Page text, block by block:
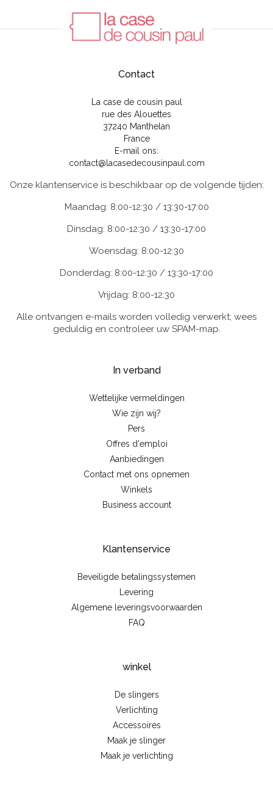
Contact
La case de cousin paul
rue des Alouettes
37240 Manthelan
France
E-mail ons:
contact@lacasedecousinpaul.com
Onze klantenservice is beschikbaar op de volgende tijden:
Maandag: 8:00-12:30 / 13:30-17:00
Dinsdag: 8:00-12:30 / 13:30-17:00
Woensdag: 8:00-12:30
Donderdag: 8:00-12:30 / 13:30-17:00
Vrijdag: 8:00-12:30
Alle ontvangen e-mails worden volledig verwerkt; wees
geduldig en controleer uw SPAM-map.
In verband
Wettelijke vermeldingen
Wie zijn wij?
Pers
Offres d'emploi
Aanbiedingen
Contact met ons opnemen
Winkels
Business account
Klantenservice
Beveiligde betalingssystemen
Levering
Algemene leveringsvoorwaarden
FAQ
winkel
De slingers
Verlichting
Accessoires
Maak je slinger
Maak je verlichting